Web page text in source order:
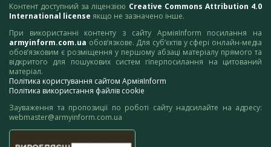
Контент доступний за ліцензією Creative Commons Attribution 4.0
International license якщо не зазначено інше.
При використанні контенту з сайту АрміяInform посилання на
armyinform.com.ua обов’язкове. Для суб’єктів у сфері онлайн-медіа
обов’язковим є розміщення у першому абзаці матеріалу прямого та
відкритого для пошукових систем гіперпосилання на цитований
матеріал.
Політика користування сайтом АрміяInform
Політика використання файлів cookie
Зауваження та пропозиції по роботі сайту надсилайте на адресу:
webmaster@armyinform.com.ua